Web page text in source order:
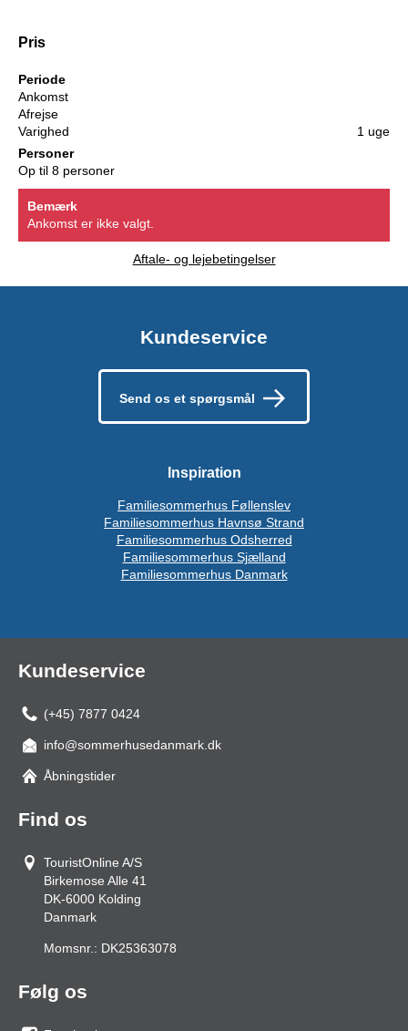
Pris
Periode
Ankomst
Afrejse
Varighed
1 uge
Personer
Op til 8 personer
Bemærk
Ankomst er ikke valgt.
Aftale- og lejebetingelser
Kundeservice
Send os et spørgsmål
Inspiration
Familiesommerhus Føllenslev
Familiesommerhus Havnsø Strand
Familiesommerhus Odsherred
Familiesommerhus Sjælland
Familiesommerhus Danmark
Kundeservice
(+45) 7877 0424
info@sommerhusedanmark.dk
Åbningstider
Find os
TouristOnline A/S
Birkemose Alle 41
DK-6000 Kolding
Danmark
Momsnr.: DK25363078
Følg os